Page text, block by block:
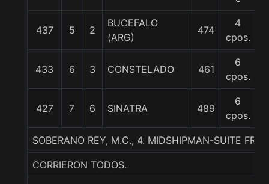
437 5 2
BUCEFALO
(ARG)
474
4
cpos.
433 6 3 CONSTELADO 461
6
cpos.
427 7 6 SINATRA 489
6
cpos.
SOBERANO REY, M.C., 4. MIDSHIPMAN-SUITE
CORRIERON TODOS.